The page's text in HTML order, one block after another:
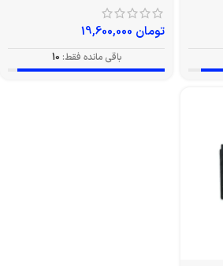
تومان
باقی مانده فقط: 10